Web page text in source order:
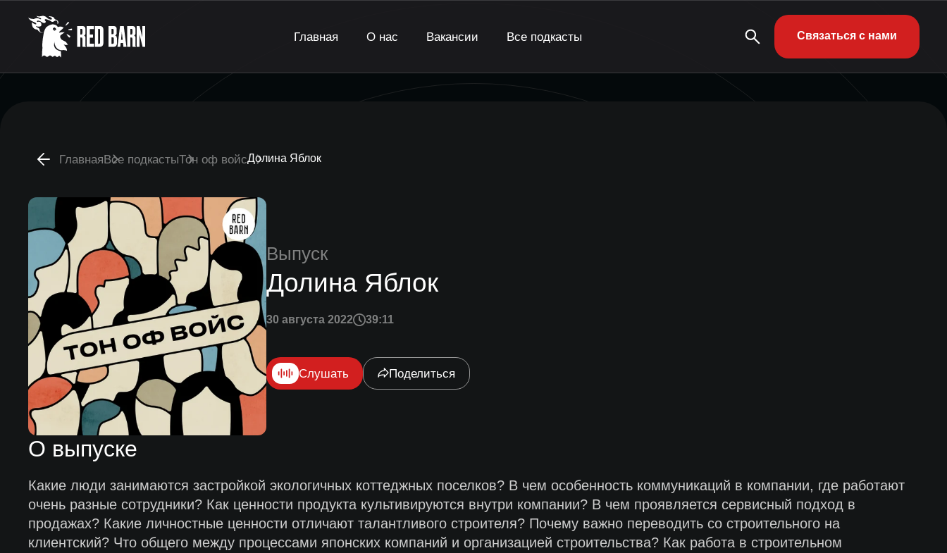
Главная О нас Вакансии Все подкасты Связаться с нами
ГлавнаяВсе подкастыТон оф войсДолина Яблок
Выпуск
Долина Яблок
30 августа 2022 39:11
Слушать Поделиться
О выпуске
Какие люди занимаются застройкой экологичных коттеджных поселков? В чем особенность коммуникаций в компании, где работают
очень разные сотрудники? Как ценности продукта культивируются внутри компании? В чем проявляется сервисный подход в
продажах? Какие личностные ценности отличают талантливого строителя? Почему важно переводить со строительного на
клиентский? Что общего между процессами японских компаний и организацией строительства? Как работа в строительном